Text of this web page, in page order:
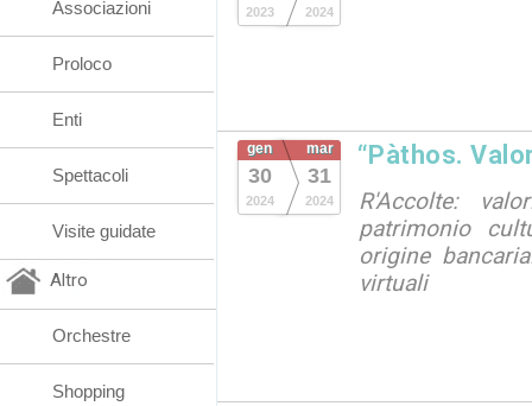
2023 2024
gen
30
2024
mar
31
2024
“Pàthos.
R'Accolte:
patrimonio
origine
virtuali
Associazioni
Proloco
Enti
Spettacoli
Visite guidate
Altro
Orchestre
Shopping